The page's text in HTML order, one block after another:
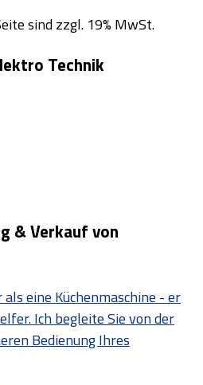
sind zzgl. 19% MwSt.
Technik
& Verkauf von
eine Küchenmaschine - er
Ich begleite Sie von der
Bedienung Ihres